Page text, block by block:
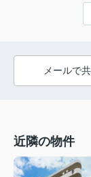
メールで
近隣の物件